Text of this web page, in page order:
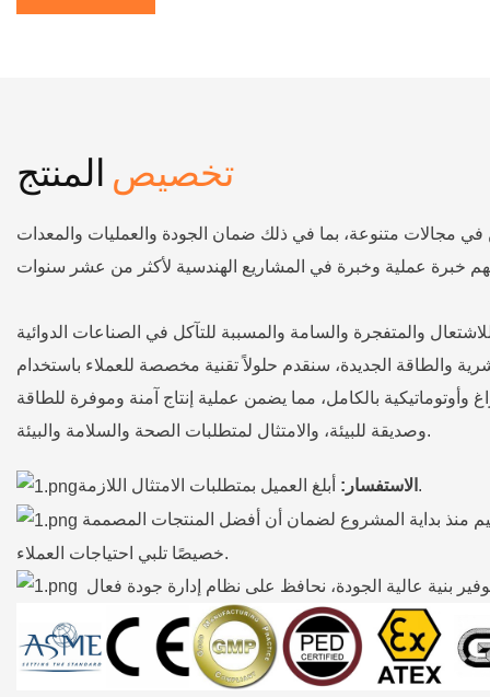
تخصيص المنتج
في مجالات متنوعة، بما في ذلك ضمان الجودة والعمليات والمعدات
للاشتعال والمتفجرة والسامة والمسببة للتآكل في الصناعات الدوائية
والطاقة الجديدة، سنقدم حلولاً تقنية مخصصة للعملاء باستخدام
وأوتوماتيكية بالكامل، مما يضمن عملية إنتاج آمنة وموفرة للطاقة
وصديقة للبيئة، والامتثال لمتطلبات الصحة والسلامة والبيئة.
الاستفسار: أبلغ العميل بمتطلبات الامتثال اللازمة.
منذ بداية المشروع لضمان أن أفضل المنتجات المصممة
خصيصًا تلبي احتياجات العملاء.